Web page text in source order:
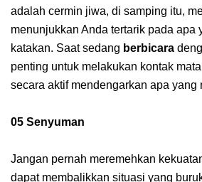
adalah cermin jiwa, di samping itu,
menunjukkan Anda tertarik pada apa
katakan. Saat sedang berbicara
penting untuk melakukan kontak
secara aktif mendengarkan apa yang
05 Senyuman
Jangan pernah meremehkan
dapat membalikkan situasi yang